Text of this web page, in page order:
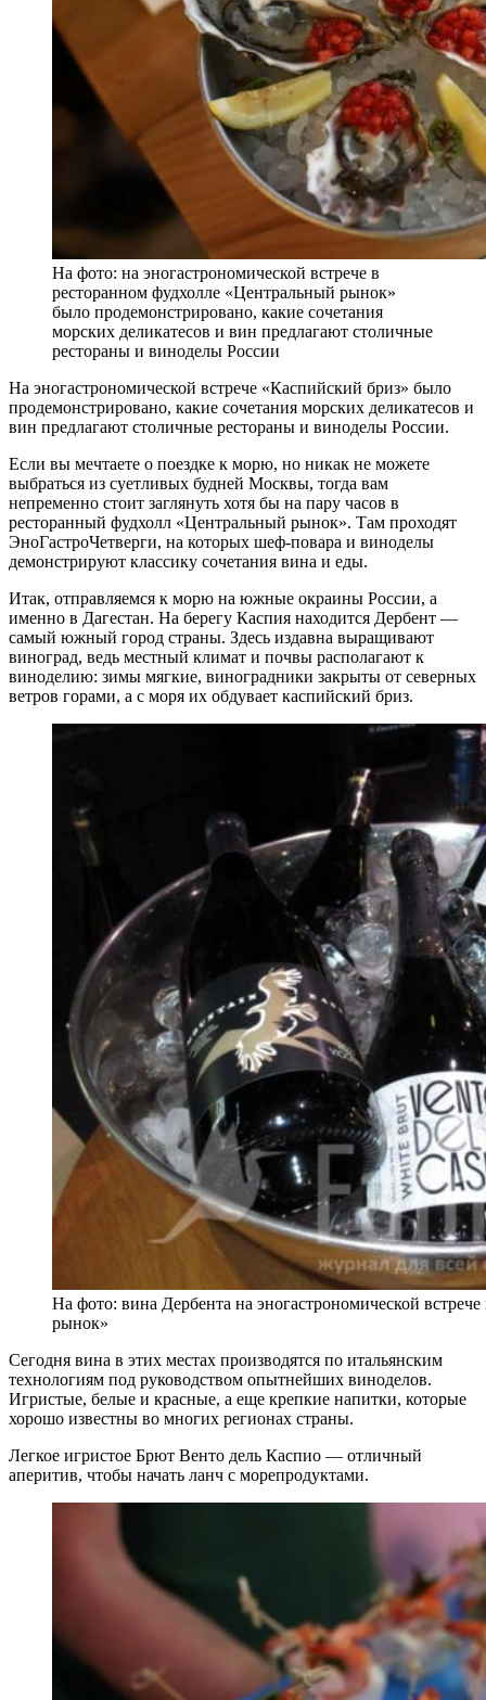
На фото: на эногастрономической встрече в
ресторанном фудхолле «Центральный рынок»
было продемонстрировано, какие сочетания
морских деликатесов и вин предлагают столичные
рестораны и виноделы России
На эногастрономической встрече «Каспийский бриз» было
продемонстрировано, какие сочетания морских деликатесов и
вин предлагают столичные рестораны и виноделы России.
Если вы мечтаете о поездке к морю, но никак не можете
выбраться из суетливых будней Москвы, тогда вам
непременно стоит заглянуть хотя бы на пару часов в
ресторанный фудхолл «Центральный рынок». Там проходят
ЭноГастроЧетверги, на которых шеф-повара и виноделы
демонстрируют классику сочетания вина и еды.
Итак, отправляемся к морю на южные окраины России, а
именно в Дагестан. На берегу Каспия находится Дербент —
самый южный город страны. Здесь издавна выращивают
виноград, ведь местный климат и почвы располагают к
виноделию: зимы мягкие, виноградники закрыты от северных
ветров горами, а с моря их обдувает каспийский бриз.
На фото: вина Дербента на эногастрономической
рынок»
Сегодня вина в этих местах производятся по итальянским
технологиям под руководством опытнейших виноделов.
Игристые, белые и красные, а еще крепкие напитки, которые
хорошо известны во многих регионах страны.
Легкое игристое Брют Венто дель Каспио — отличный
аперитив, чтобы начать ланч с морепродуктами.